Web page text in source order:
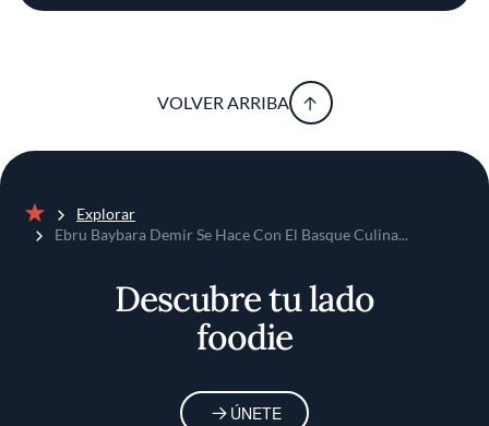
VOLVER ARRIBA
Inicio
Explorar
Ebru Baybara Demir Se Hace Con El Basque Culina...
Descubre tu lado
foodie
ÚNETE